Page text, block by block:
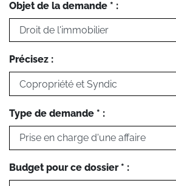
Objet de la demande * :
Précisez :
Type de demande * :
Budget pour ce dossier * :